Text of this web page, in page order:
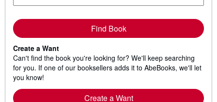
Find Book
Create a Want
Can't find the book you're looking for? We'll keep searching
for you. If one of our booksellers adds it to AbeBooks, we'll let
you know!
Create a Want